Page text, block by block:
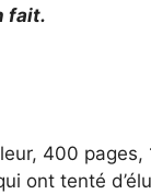
fait.
400 pages,
ont tenté